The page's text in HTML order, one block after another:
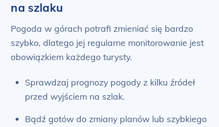
na szlaku
Pogoda w górach potrafi zmieniać się bardzo
szybko, dlatego jej regularne monitorowanie jest
obowiązkiem każdego turysty.
Sprawdzaj prognozy pogody z kilku źródeł
przed wyjściem na szlak.
Bądź gotów do zmiany planów lub szybkiego